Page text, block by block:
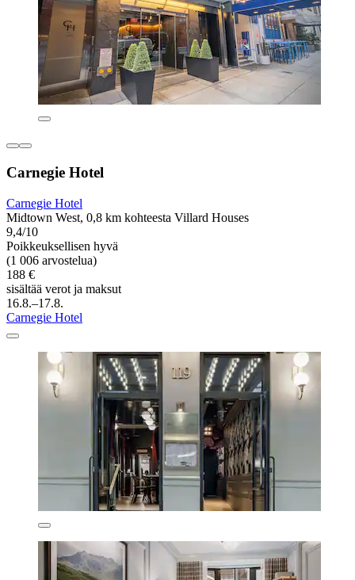
Carnegie Hotel
Carnegie Hotel
Midtown West, 0,8 km kohteesta Villard Houses
9,4/10
Poikkeuksellisen hyvä
(1 006 arvostelua)
188 €
sisältää verot ja maksut
16.8.–17.8.
Carnegie Hotel